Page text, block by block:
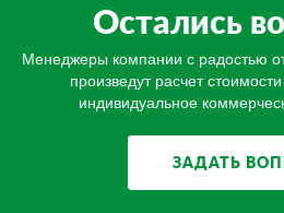
Остались
Менеджеры компании с радостью
произведут расчет
индивидуальное
ЗАДАТЬ